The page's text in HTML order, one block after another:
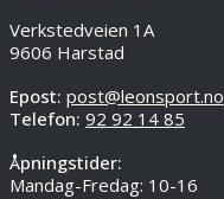
Verkstedveien 1A
9606 Harstad
Epost: post@leonsport.no
Telefon: 92 92 14 85
Åpningstider:
Mandag-Fredag: 10-16